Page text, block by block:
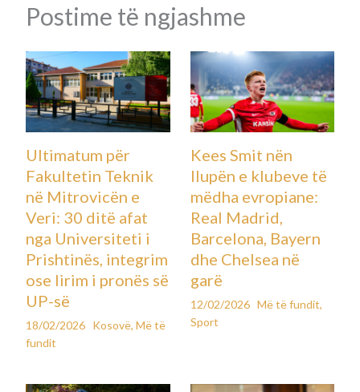
Postime të ngjashme
Ultimatum për
Fakultetin Teknik
në Mitrovicën e
Veri: 30 ditë afat
nga Universiteti i
Prishtinës, integrim
ose lirim i pronës së
UP-së
18/02/2026 Kosovë,Më të
fundit
Kees Smit nën
llupën e klubeve të
mëdha evropiane:
Real Madrid,
Barcelona, Bayern
dhe Chelsea në
garë
12/02/2026 Më të fundit,
Sport